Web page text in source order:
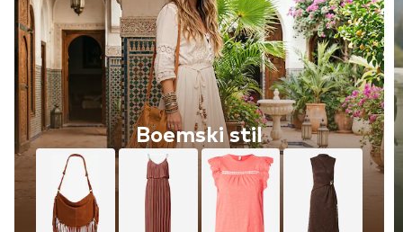
Boemski stil